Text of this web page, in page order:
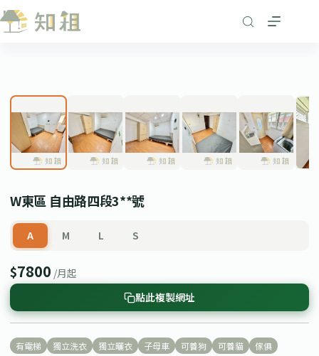
跳
至
W東區 自由路四段3**號
A M L S
$7800 /月起
點此複製網址
有電梯 獨立洗衣 獨立曬衣 子母車 可養狗 可養貓 傢俱